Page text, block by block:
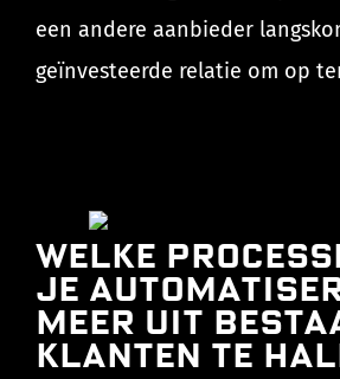
een andere aanbieder
geïnvesteerde relatie om op
Welke
je
meer uit
klanten te